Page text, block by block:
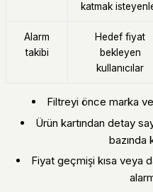
katmak
Alarm
takibi
Hedef fiyat
bekleyen
kullanıcılar
Filtreyi önce marka ve
Ürün kartından detay
bazında
Fiyat geçmişi kısa veya